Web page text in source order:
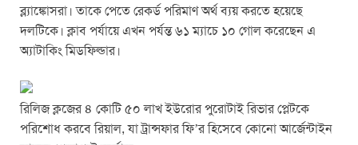
ব্ল্যাঙ্কোসরা। তাকে পেতে রেকর্ড পরিমাণ অর্থ ব্যয় করতে হয়েছে
দলটিকে। ক্লাব পর্যায়ে এখন পর্যন্ত ৬১ ম্যাচে ১০ গোল করেছেন এ
অ্যাটাকিং মিডফিল্ডার।
রিলিজ ক্লজের ৪ কোটি ৫০ লাখ ইউরোর পুরোটাই রিভার প্লেটকে
পরিশোধ করবে রিয়াল, যা ট্রান্সফার ফি’র হিসেবে কোনো আর্জেন্টাইন